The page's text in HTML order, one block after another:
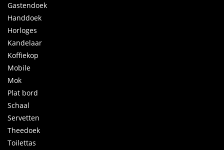
Gastendoek
Handdoek
Horloges
Kandelaar
Koffiekop
Mobile
Mok
Plat bord
Schaal
Servetten
Theedoek
Toilettas